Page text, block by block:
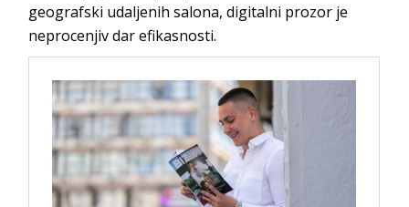
geografski udaljenih salona, digitalni prozor je
neprocenjiv dar efikasnosti.